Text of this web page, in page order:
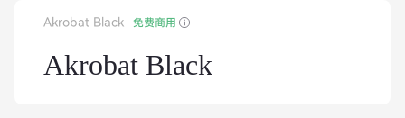
Akrobat Black 免费商用
Akrobat Black